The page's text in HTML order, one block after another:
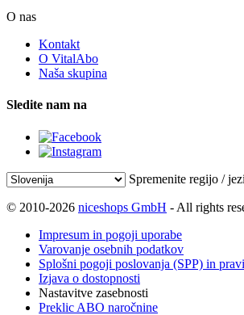
O nas
Kontakt
O VitalAbo
Naša skupina
Sledite nam na
Spremenite regijo /
© 2010-2026 niceshops GmbH - All rights
Impresum in pogoji uporabe
Varovanje osebnih podatkov
Splošni pogoji poslovanja (SPP) in
Izjava o dostopnosti
Nastavitve zasebnosti
Preklic ABO naročnine